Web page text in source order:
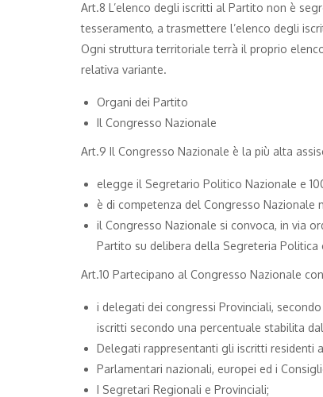
Art.8 L’elenco degli iscritti al Partito non è
tesseramento, a trasmettere l’elenco degli
Ogni struttura territoriale terrà il proprio
relativa variante.
Organi dei Partito
Il Congresso Nazionale
Art.9 Il Congresso Nazionale è la più alta
elegge il Segretario Politico Nazionale e
è di competenza del Congresso
il Congresso Nazionale si convoca, in via
Partito su delibera della Segreteria
Art.10 Partecipano al Congresso Nazionale
i delegati dei congressi Provinciali,
iscritti secondo una percentuale stabilita
Delegati rappresentanti gli iscritti residenti
Parlamentari nazionali, europei ed i
I Segretari Regionali e Provinciali;